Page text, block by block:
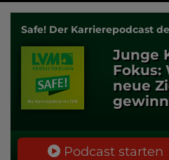
Safe! Der Karrierepodcast
Junge
Fokus:
neue
Podcast starten